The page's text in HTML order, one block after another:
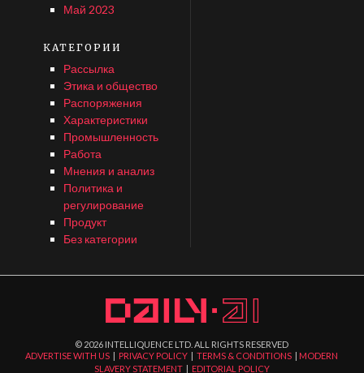
Май 2023
КАТЕГОРИИ
Рассылка
Этика и общество
Распоряжения
Характеристики
Промышленность
Работа
Мнения и анализ
Политика и
регулирование
Продукт
Без категории
© 2026 INTELLIQUENCE LTD. ALL RIGHTS RESERVED
ADVERTISE WITH US | PRIVACY POLICY |TERMS & CONDITIONS | MODERN
SLAVERY STATEMENT| EDITORIAL POLICY